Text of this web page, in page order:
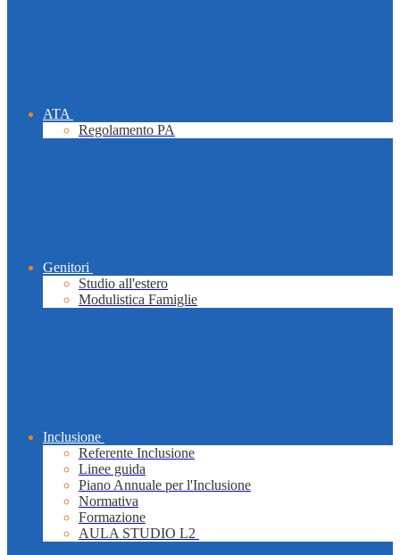
ATA
Regolamento PA
Genitori
Studio all'estero
Modulistica Famiglie
Inclusione
Referente Inclusione
Linee guida
Piano Annuale per l'Inclusione
Normativa
Formazione
AULA STUDIO L2